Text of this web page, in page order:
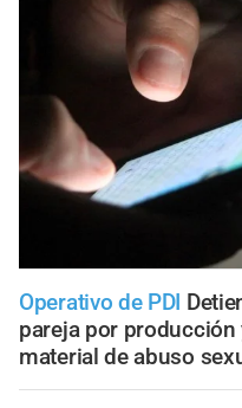
Operativo de PDI
pareja por
material de abuso